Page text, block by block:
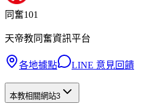
同奮101
天帝教同奮資訊平台
各地據點 LINE 意見回饋
本教相關網站3